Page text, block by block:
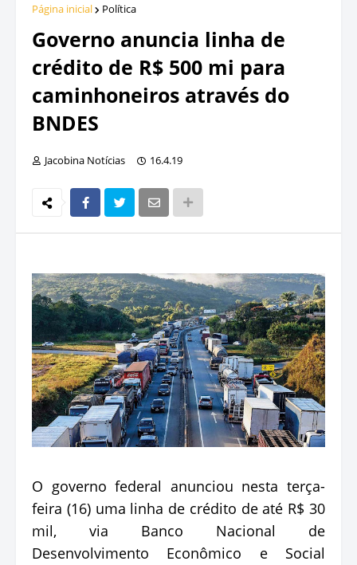
Página inicial Política
Governo anuncia linha de
crédito de R$ 500 mi para
caminhoneiros através do
BNDES
Jacobina Notícias 16.4.19
O governo federal anunciou nesta terça-
feira (16) uma linha de crédito de até R$ 30
mil, via Banco Nacional de
Desenvolvimento Econômico e Social